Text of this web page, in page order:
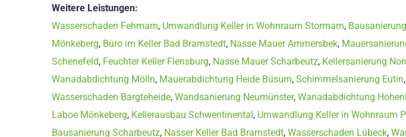
Weitere Leistungen:
Wasserschaden Fehmarn, Umwandlung Keller in Wohnraum Stormarn,
Mönkeberg, Büro im Keller Bad Bramstedt, Nasse Mauer Ammersbek,
Schenefeld, Feuchter Keller Flensburg, Nasse Mauer Scharbeutz, Kellersanierung
Wanadabdichtung Mölln, Mauerabdichtung Heide Büsum, Schimmelsanierung Eutin,
Wasserschaden Bargteheide, Wandsanierung Neumünster, Wanadabdichtung
Laboe Mönkeberg, Kellerausbau Schwentinental, Umwandlung Keller in Wohnraum
Bausanierung Scharbeutz, Nasser Keller Bad Bramstedt, Wasserschaden Lübeck,